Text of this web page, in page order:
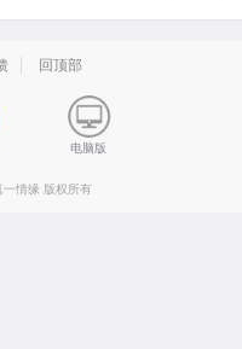
回顶部
电脑版
情缘 版权所有